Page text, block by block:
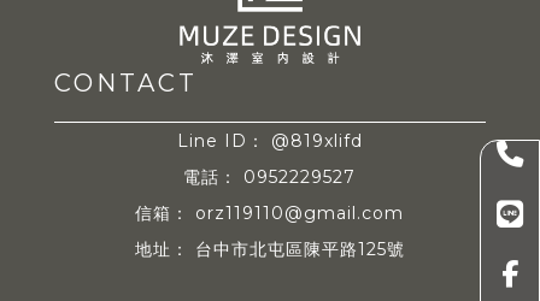
@819xlifd
0952229527
orz119110@gmail.com
台中市北屯區陳平路125號